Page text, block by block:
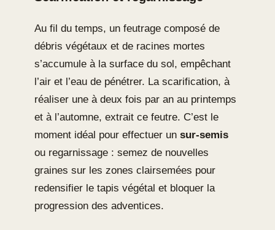
Au fil du temps, un feutrage composé de
débris végétaux et de racines mortes
s’accumule à la surface du sol, empêchant
l’air et l’eau de pénétrer. La scarification, à
réaliser une à deux fois par an au printemps
et à l’automne, extrait ce feutre. C’est le
moment idéal pour effectuer un sur-semis
ou regarnissage : semez de nouvelles
graines sur les zones clairsemées pour
redensifier le tapis végétal et bloquer la
progression des adventices.